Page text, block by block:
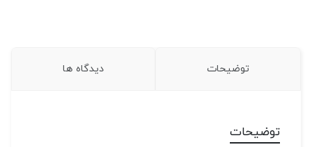
توضیحات دیدگاه ها
توضیحات